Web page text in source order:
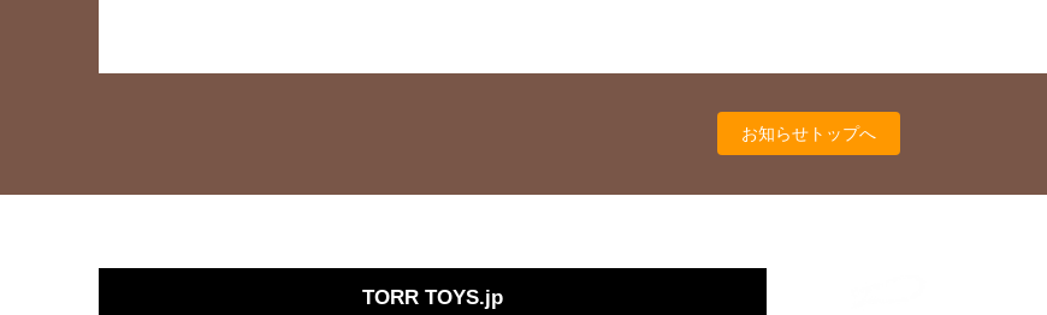
お知らせトップへ
TORR TOYS.jp